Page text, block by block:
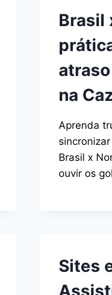
Brasil
na
Aprenda
Brasil x
ouvir os
Sites